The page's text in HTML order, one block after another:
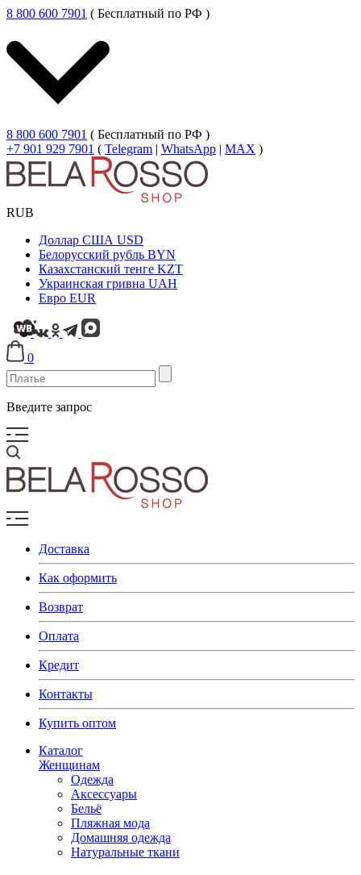
8 800 600 7901 ( Бесплатный по РФ )
8 800 600 7901 ( Бесплатный по РФ )
+7 901 929 7901 ( Telegram | WhatsApp | MAX )
RUB
Доллар США USD
Белорусский рубль BYN
Казахстанский тенге KZT
Украинская гривна UAH
Евро EUR
0
Введите запрос
Доставка
Как оформить
Возврат
Оплата
Кредит
Контакты
Купить оптом
Каталог
Женщинам
Одежда
Аксессуары
Бельё
Пляжная мода
Домашняя одежда
Натуральные ткани